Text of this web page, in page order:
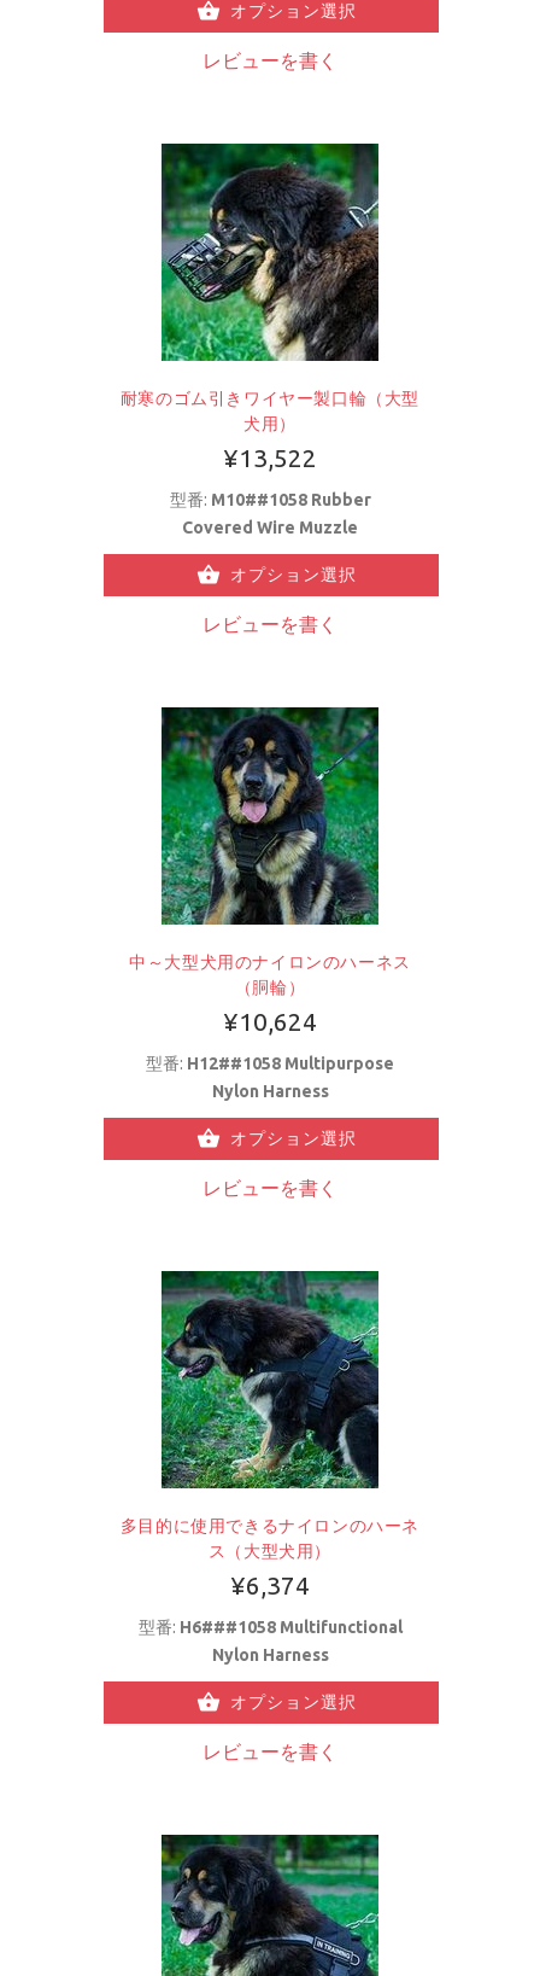
オプション選択
レビューを書く
耐寒のゴム引きワイヤー製口輪（大型
犬用）
¥13,522
型番: M10##1058 Rubber
Covered Wire Muzzle
オプション選択
レビューを書く
中～大型犬用のナイロンのハーネス
（胴輪）
¥10,624
型番: H12##1058 Multipurpose
Nylon Harness
オプション選択
レビューを書く
多目的に使用できるナイロンのハーネ
ス（大型犬用）
¥6,374
型番: H6###1058 Multifunctional
Nylon Harness
オプション選択
レビューを書く